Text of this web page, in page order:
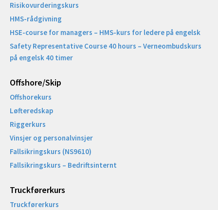
Risikovurderingskurs
HMS-rådgivning
HSE-course for managers – HMS-kurs for ledere på engelsk
Safety Representative Course 40 hours – Verneombudskurs
på engelsk 40 timer
Offshore/Skip​
Offshorekurs
Løfteredskap
Riggerkurs
Vinsjer og personalvinsjer
Fallsikringskurs (NS9610)
Fallsikringskurs – Bedriftsinternt
Truckførerkurs
Truckførerkurs